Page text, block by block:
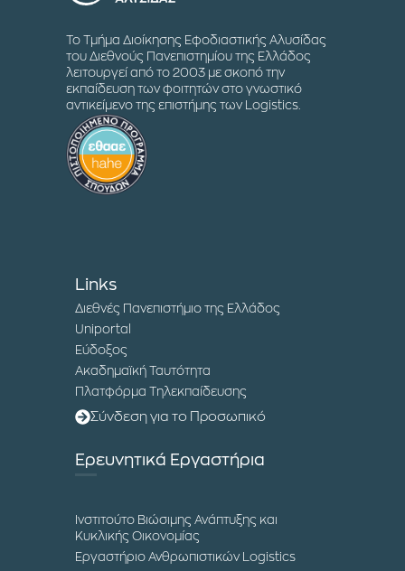
Το Τμήμα Διοίκησης Εφοδιαστικής Αλυσίδας
του Διεθνούς Πανεπιστημίου της Ελλάδος
λειτουργεί από το 2003 με σκοπό την
εκπαίδευση των φοιτητών στο γνωστικό
αντικείμενο της επιστήμης των Logistics.
Links
Διεθνές Πανεπιστήμιο της Ελλάδος
Uniportal
Εύδοξος
Ακαδημαϊκή Ταυτότητα
Πλατφόρμα Τηλεκπαίδευσης
Σύνδεση για το Προσωπικό
Ερευνητικά Εργαστήρια
Ινστιτούτο Βιώσιμης Ανάπτυξης και
Κυκλικής Οικονομίας
Εργαστήριο Ανθρωπιστικών Logistics